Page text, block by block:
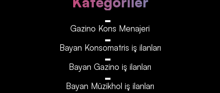
Gazino Kons Menajeri
Bayan Konsomatris iş ilanları
Bayan Gazino iş ilanları
Bayan Müzikhol iş ilanları